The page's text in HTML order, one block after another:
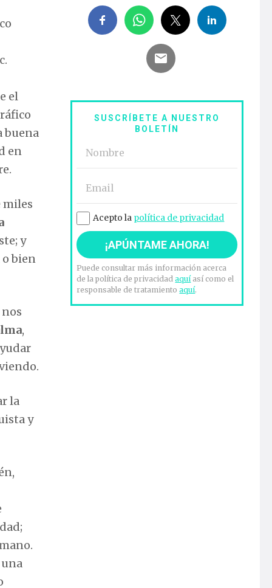
el
buena
en
miles
y
o bien
,
la
y
SUSCRÍBETE A NUESTRO
BOLETÍN
Acepto la política de privacidad
Puede consultar más información acerca
de la política de privacidadaquíasí como el
responsable de tratamientoaquí.